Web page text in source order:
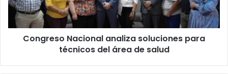
del
área
de
saludCongreso Nacional analiza soluciones para
técnicos del área de salud